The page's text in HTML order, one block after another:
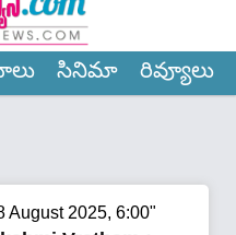
సినిమా రివ్యూలు
August 2025, 6:00"